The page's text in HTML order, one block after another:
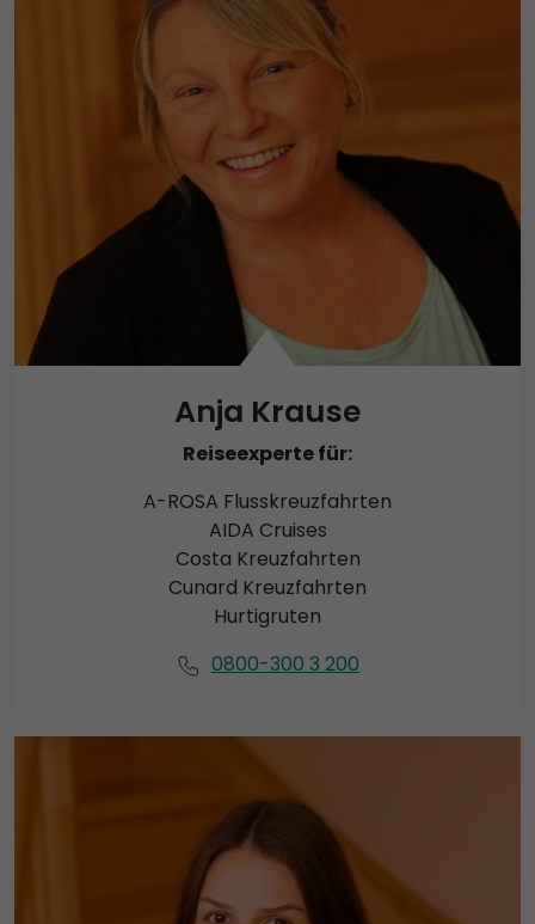
Anja Krause
Reiseexperte für:
A-ROSA Flusskreuzfahrten
AIDA Cruises
Costa Kreuzfahrten
Cunard Kreuzfahrten
Hurtigruten
0800-300 3 200